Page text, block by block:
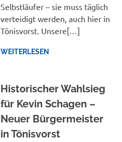
Selbstläufer – sie muss täglich
verteidigt werden, auch hier in
Tönisvorst. Unsere[…]
WEITERLESEN
Historischer Wahlsieg
für Kevin Schagen –
Neuer Bürgermeister
in Tönisvorst